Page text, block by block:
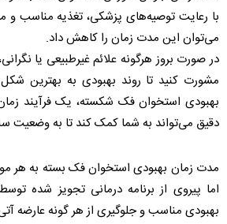
با رعایت توصیه‌های پزشکی، تغذیه مناسب
می‌توان این مدت زمان را کاهش داد.
در صورت بروز هرگونه علائم غیرطبیعی یا
مشورت کنید تا روند بهبودی به بهترین شکل
بهبودی استخوان فک شکسته، یک فرآیند
دقیق می‌تواند به شما کمک کند تا به وضعیت
مدت زمان بهبودی استخوان فک بسته به هر
اما پیروی از برنامه درمانی تجویز شده
بهبودی مناسب و جلوگیری از هر گونه عارضه